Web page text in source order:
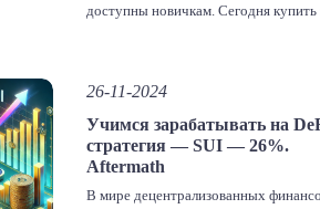
доступны новичкам. Сегодня купить
Facebook
TwitterVK
Отправить
26-11-2024
Учимся зарабатывать на
стратегия — SUI — 26%.
Aftermath
В мире децентрализованных